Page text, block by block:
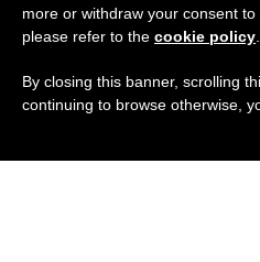
more or withdraw your consent
please refer to the cookie policy
By closing this banner, scrolling
continuing to browse otherwise,